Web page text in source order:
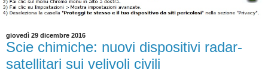
giovedì 29 dicembre 2016
Scie chimiche: nuovi dispositivi radar-
satellitari sui velivoli civili